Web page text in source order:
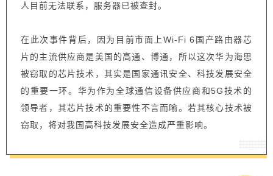
人目前无法联系，服务器已被查封。
在此次事件背后，因为目前市面上Wi-Fi 6国产路由器芯
片的主流供应商是美国的高通、博通，所以这次华为海思
被窃取的芯片技术，其实是国家通讯安全、科技发展安全
的重要一环。华为作为全球通信设备供应商和5G技术的
领导者，其芯片技术的重要性不言而喻。若其核心技术被
窃取，将对我国高科技发展安全造成严重影响。